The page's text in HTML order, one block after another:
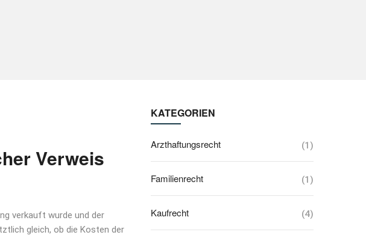
Verweis
verkauft wurde und der
gleich, ob die Kosten der
KATEGORIEN
Arzthaftungsrecht (1)
Familienrecht (1)
Kaufrecht (4)